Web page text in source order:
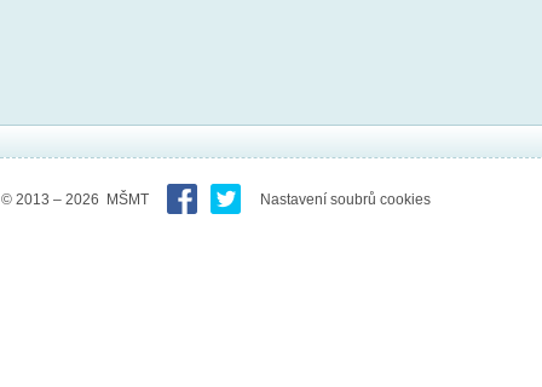
© 2013 – 2026 MŠMT Nastavení soubrů cookies